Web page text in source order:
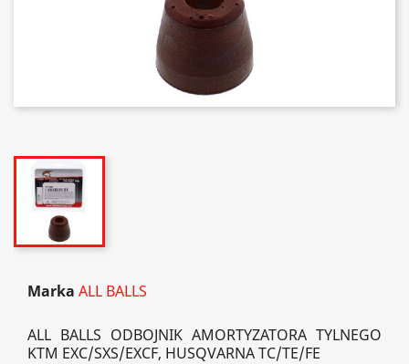
Marka ALL BALLS
ALL BALLS ODBOJNIK AMORTYZATORA TYLNEGO
KTM EXC/SXS/EXCF, HUSQVARNA TC/TE/FE